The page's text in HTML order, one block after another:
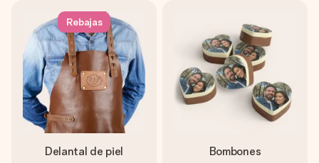
Rebajas
Delantal de piel Bombones